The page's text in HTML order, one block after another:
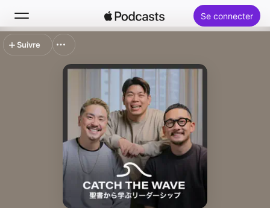
Se connecter
Rechercher
Nouveautés
Classements
Suivre